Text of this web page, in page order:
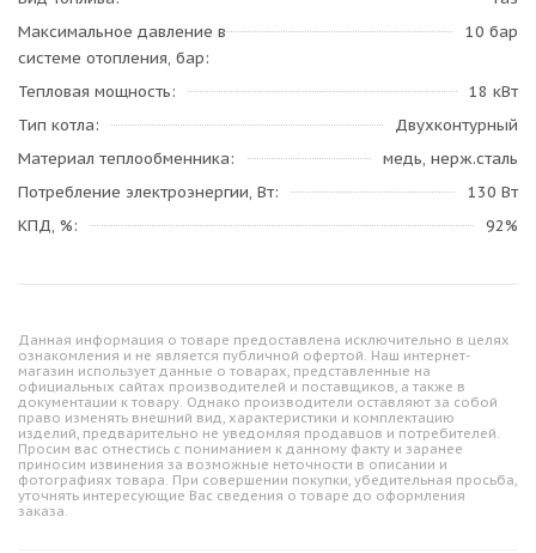
Максимальное давление в
системе отопления, бар
10 бар
Тепловая мощность
18 кВт
Тип котла
Двухконтурный
Материал теплообменника
медь, нерж.сталь
Потребление электроэнергии, Вт
130 Вт
КПД, %
92%
Данная информация о товаре предоставлена исключительно в целях
ознакомления и не является публичной офертой. Наш интернет-
магазин использует данные о товарах, представленные на
официальных сайтах производителей и поставщиков, а также в
документации к товару. Однако производители оставляют за собой
право изменять внешний вид, характеристики и комплектацию
изделий, предварительно не уведомляя продавцов и потребителей.
Просим вас отнестись с пониманием к данному факту и заранее
приносим извинения за возможные неточности в описании и
фотографиях товара. При совершении покупки, убедительная просьба,
уточнять интересующие Вас сведения о товаре до оформления
заказа.